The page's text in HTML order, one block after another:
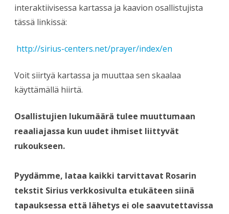
interaktiivisessa kartassa ja kaavion osallistujista
tässä linkissä:
http://sirius-centers.net/prayer/index/en
Voit siirtyä kartassa ja muuttaa sen skaalaa
käyttämällä hiirtä.
Osallistujien lukumäärä tulee muuttumaan
reaaliajassa kun uudet ihmiset liittyvät
rukoukseen.
Pyydämme, lataa kaikki tarvittavat Rosarin
tekstit Sirius verkkosivulta etukäteen siinä
tapauksessa että lähetys ei ole saavutettavissa